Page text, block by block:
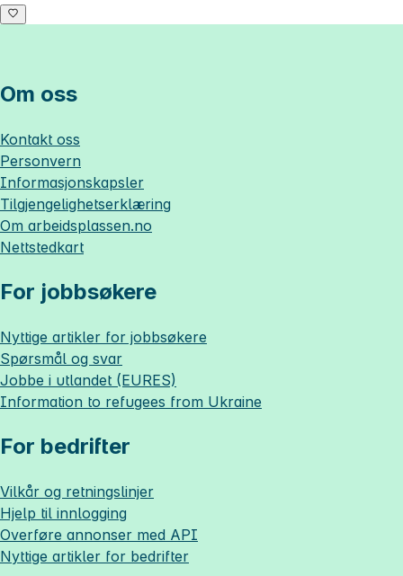
Om oss
Kontakt oss
Personvern
Informasjonskapsler
Tilgjengelighetserklæring
Om arbeidsplassen.no
Nettstedkart
For jobbsøkere
Nyttige artikler for jobbsøkere
Spørsmål og svar
Jobbe i utlandet (EURES)
Information to refugees from Ukraine
For bedrifter
Vilkår og retningslinjer
Hjelp til innlogging
Overføre annonser med API
Nyttige artikler for bedrifter